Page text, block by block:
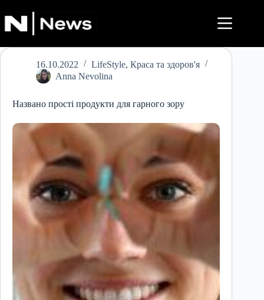
до
вмісту
16.10.2022 LifeStyle, Краса та здоров'я
Anna Nevolina
Названо прості продукти для гарного зору